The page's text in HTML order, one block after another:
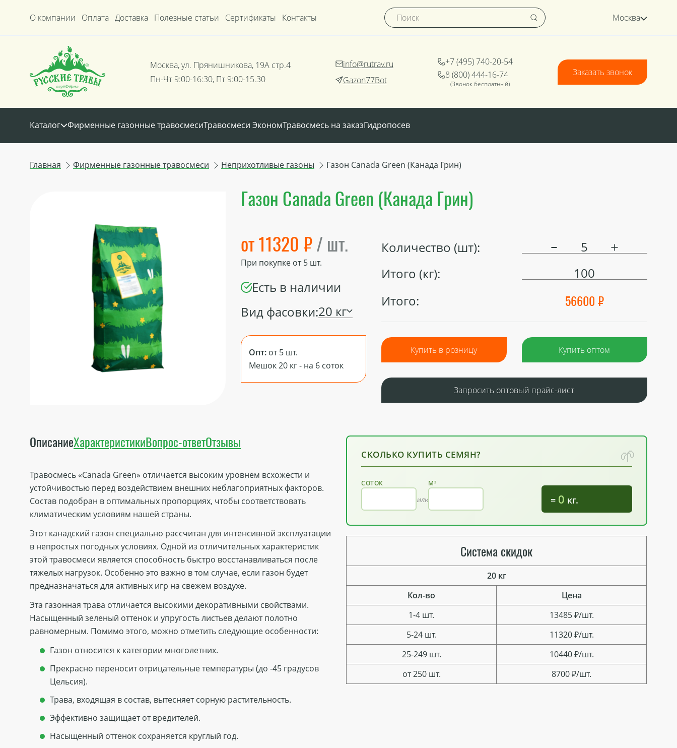
О компании Оплата Доставка Полезные статьи Сертификаты Контакты Москва
Москва, ул. Прянишникова, 19А стр.4
Пн-Чт 9:00-16:30, Пт 9:00-15.30
info@rutrav.ru
Gazon77Bot
+7 (495) 740-20-54
8 (800) 444-16-74
(Звонок бесплатный)
Заказать звонок
Каталог Фирменные газонные травосмесиТравосмеси ЭкономТравосмесь на заказГидропосев
Главная Фирменные газонные травосмеси Неприхотливые газоны Газон Canada Green (Канада Грин)
Газон Canada Green (Канада Грин)
от 11320 ₽/ шт.
При покупке от5шт.
Есть в наличии
Вид фасовки:20 кг
Опт:от 5 шт.
Мешок 20 кг - на 6 соток
Количество (шт):
Итого (кг):
100
Итого:
56600 ₽
Купить в розницу Купить оптом
Запросить оптовый прайс-лист
ОписаниеХарактеристикиВопрос-ответОтзывы
Травосмесь «Canada Green» отличается высоким уровнем всхожести и
устойчивостью перед воздействием внешних неблагоприятных факторов.
Состав подобран в оптимальных пропорциях, чтобы соответствовать
климатическим условиям нашей страны.
Этот канадский газон специально рассчитан для интенсивной эксплуатации
в непростых погодных условиях. Одной из отличительных характеристик
этой травосмеси является способность быстро восстанавливаться после
тяжелых нагрузок. Особенно это важно в том случае, если газон будет
предназначаться для активных игр на свежем воздухе.
Эта газонная трава отличается высокими декоративными свойствами.
Насыщенный зеленый оттенок и упругость листьев делают полотно
равномерным. Помимо этого, можно отметить следующие особенности:
Газон относится к категории многолетних.
Прекрасно переносит отрицательные температуры (до -45 градусов
Цельсия).
Трава, входящая в состав, вытесняет сорную растительность.
Эффективно защищает от вредителей.
Насыщенный оттенок сохраняется круглый год.
СКОЛЬКО КУПИТЬ СЕМЯН?
СОТОК
или
М²
= 0 кг.
Система скидок
20 кг
Кол-во
1-4 шт.
5-24 шт.
25-249 шт.
от 250 шт.
Цена
13485 ₽/шт.
11320 ₽/шт.
10440 ₽/шт.
8700 ₽/шт.